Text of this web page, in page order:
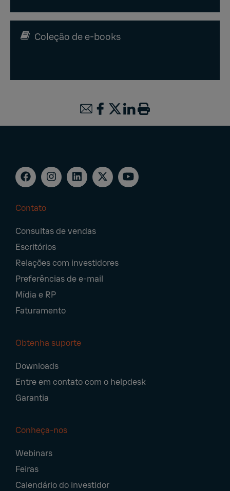
Coleção de e-books
Navigation
Contato
Consultas de vendas
Escritórios
Relações com investidores
Preferências de e-mail
Mídia e RP
Faturamento
Obtenha suporte
Downloads
Entre em contato com o helpdesk
Garantia
Conheça-nos
Webinars
Feiras
Calendário do investidor